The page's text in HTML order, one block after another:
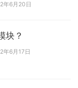
年6月20日
块？
年6月17日